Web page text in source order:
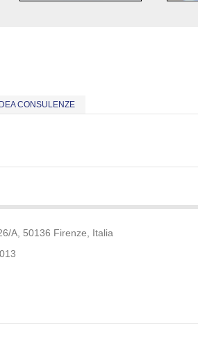
DEA CONSULENZE
A, 50136 Firenze, Italia